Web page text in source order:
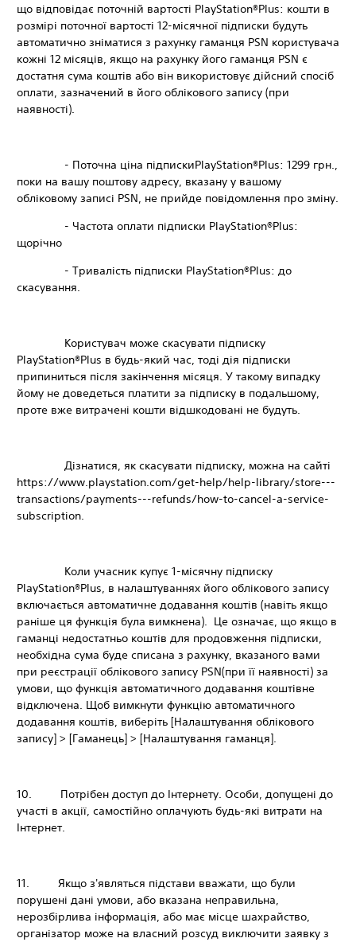
що відповідає поточній вартості PlayStation®Plus: кошти в
розмірі поточної вартості 12-місячної підписки будуть
автоматично зніматися з рахунку гаманця PSN користувача
кожні 12 місяців, якщо на рахунку його гаманця PSN є
достатня сума коштів або він використовує дійсний спосіб
оплати, зазначений в його облікового запису (при
наявності).
- Поточна ціна підпискиPlayStation®Plus: 1299 грн.,
поки на вашу поштову адресу, вказану у вашому
обліковому записі PSN, не прийде повідомлення про зміну.
- Частота оплати підписки PlayStation®Plus:
щорічно
- Тривалість підписки PlayStation®Plus: до
скасування.
Користувач може скасувати підписку
PlayStation®Plus в будь-який час, тоді дія підписки
припиниться після закінчення місяця. У такому випадку
йому не доведеться платити за підписку в подальшому,
проте вже витрачені кошти відшкодовані не будуть.
Дізнатися, як скасувати підписку, можна на сайті
https://www.playstation.com/get-help/help-library/store---
transactions/payments---refunds/how-to-cancel-a-service-
subscription.
Коли учасник купує 1-місячну підписку
PlayStation®Plus, в налаштуваннях його облікового запису
включається автоматичне додавання коштів (навіть якщо
раніше ця функція була вимкнена). Це означає, що якщо в
гаманці недостатньо коштів для продовження підписки,
необхідна сума буде списана з рахунку, вказаного вами
при реєстрації облікового запису PSN(при її наявності) за
умови, що функція автоматичного додавання коштівне
відключена. Щоб вимкнути функцію автоматичного
додавання коштів, виберіть [Налаштування облікового
запису] > [Гаманець] > [Налаштування гаманця].
10. Потрібен доступ до Інтернету. Особи, допущені до
участі в акції, самостійно оплачують будь-які витрати на
Інтернет.
11. Якщо з'являться підстави вважати, що були
порушені дані умови, або вказана неправильна,
нерозбірлива інформація, або має місце шахрайство,
організатор може на власний розсуд виключити заявку з